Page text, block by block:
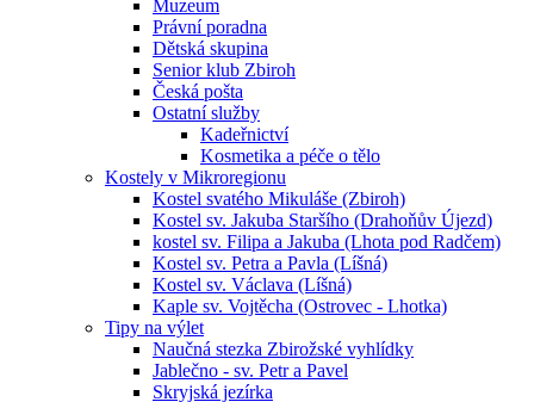
Muzeum
Právní poradna
Dětská skupina
Senior klub Zbiroh
Česká pošta
Ostatní služby
Kadeřnictví
Kosmetika a péče o tělo
Kostely v Mikroregionu
Kostel svatého Mikuláše (Zbiroh)
Kostel sv. Jakuba Staršího (Drahoňův Újezd)
kostel sv. Filipa a Jakuba (Lhota pod Radčem)
Kostel sv. Petra a Pavla (Líšná)
Kostel sv. Václava (Líšná)
Kaple sv. Vojtěcha (Ostrovec - Lhotka)
Tipy na výlet
Naučná stezka Zbirožské vyhlídky
Jablečno - sv. Petr a Pavel
Skryjská jezírka